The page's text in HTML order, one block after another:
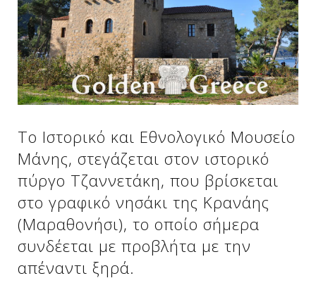
Δείτε μας:
Δείτε μας:
Δείτε μας:
Δείτε μας:
Δείτε μας:
Δείτε μας:
Δείτε μας:
Δείτε μας:
Δείτε μας:
Δείτε μας:
Το Ιστορικό και Εθνολογικό Μουσείο
Μάνης, στεγάζεται στον ιστορικό
πύργο Τζαννετάκη, που βρίσκεται
στο γραφικό νησάκι της Κρανάης
(Μαραθονήσι), το οποίο σήμερα
συνδέεται με προβλήτα με την
απέναντι ξηρά.